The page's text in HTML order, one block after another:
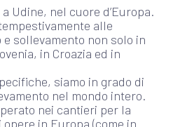
Udine, nel cuore d’Europa.
alle
sollevamento non solo in
in Croazia ed in
siamo in grado di
nel mondo intero.
nei cantieri per la
in Europa (come in